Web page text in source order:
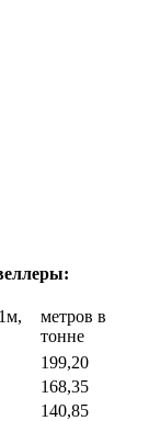
метров в
тонне
199,20
168,35
140,85